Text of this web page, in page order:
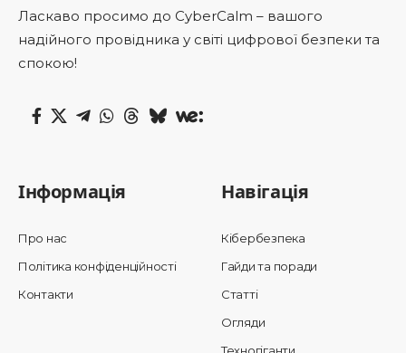
Ласкаво просимо до CyberCalm – вашого
надійного провідника у світі цифрової безпеки та
спокою!
Інформація
Про нас
Політика конфіденційності
Контакти
Навігація
Кібербезпека
Гайди та поради
Статті
Огляди